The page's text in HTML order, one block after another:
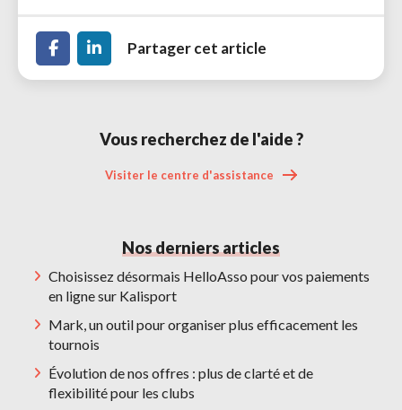
Partager cet article
Vous recherchez de l'aide ?
Visiter le centre d'assistance
Nos derniers articles
Choisissez désormais HelloAsso pour vos paiements
en ligne sur Kalisport
Mark, un outil pour organiser plus efficacement les
tournois
Évolution de nos offres : plus de clarté et de
flexibilité pour les clubs